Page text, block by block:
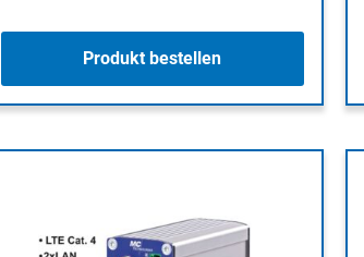
Produkt bestellen